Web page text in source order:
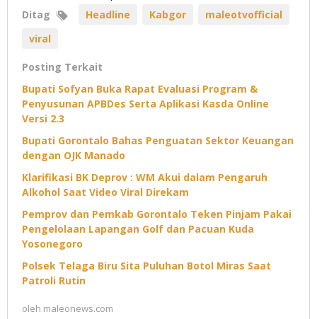
Ditag Headline Kabgor
maleotvofficial
viral
Posting Terkait
Bupati Sofyan Buka Rapat Evaluasi Program &
Penyusunan APBDes Serta Aplikasi Kasda Online
Versi 2.3
Bupati Gorontalo Bahas Penguatan Sektor Keuangan
dengan OJK Manado
Klarifikasi BK Deprov : WM Akui dalam Pengaruh
Alkohol Saat Video Viral Direkam
Pemprov dan Pemkab Gorontalo Teken Pinjam Pakai
Pengelolaan Lapangan Golf dan Pacuan Kuda
Yosonegoro
Polsek Telaga Biru Sita Puluhan Botol Miras Saat
Patroli Rutin
oleh maleonews.com